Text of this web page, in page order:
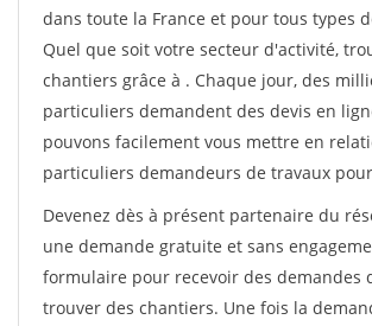
dans toute la France et pour tous types
Quel que soit votre secteur d'activité,
chantiers grâce à . Chaque jour, des
particuliers demandent des devis en
pouvons facilement vous mettre en
particuliers demandeurs de travaux
Devenez dès à présent partenaire du
une demande gratuite et sans
formulaire pour recevoir des demandes
trouver des chantiers. Une fois la